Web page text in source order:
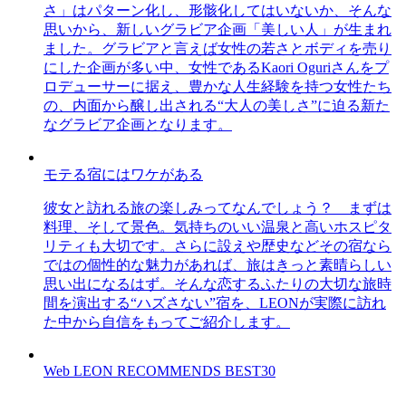
さ」はパターン化し、形骸化してはいないか、そんな
思いから、新しいグラビア企画「美しい人」が生まれ
ました。グラビアと言えば女性の若さとボディを売り
にした企画が多い中、女性であるKaori Oguriさんをプ
ロデューサーに据え、豊かな人生経験を持つ女性たち
の、内面から醸し出される“大人の美しさ”に迫る新た
なグラビア企画となります。
モテる宿にはワケがある
彼女と訪れる旅の楽しみってなんでしょう？ まずは
料理、そして景色。気持ちのいい温泉と高いホスピタ
リティも大切です。さらに設えや歴史などその宿なら
ではの個性的な魅力があれば、旅はきっと素晴らしい
思い出になるはず。そんな恋するふたりの大切な旅時
間を演出する“ハズさない”宿を、LEONが実際に訪れ
た中から自信をもってご紹介します。
Web LEON RECOMMENDS BEST30